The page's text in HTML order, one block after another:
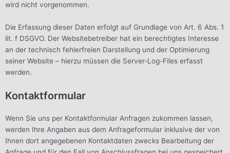
wird nicht vorgenommen.
Die Erfassung dieser Daten erfolgt auf Grundlage von Art. 6 Abs. 1
lit. f DSGVO. Der Websitebetreiber hat ein berechtigtes Interesse
an der technisch fehlerfreien Darstellung und der Optimierung
seiner Website – hierzu müssen die Server-Log-Files erfasst
werden.
Kontaktformular
Wenn Sie uns per Kontaktformular Anfragen zukommen lassen,
werden Ihre Angaben aus dem Anfrageformular inklusive der von
Ihnen dort angegebenen Kontaktdaten zwecks Bearbeitung der